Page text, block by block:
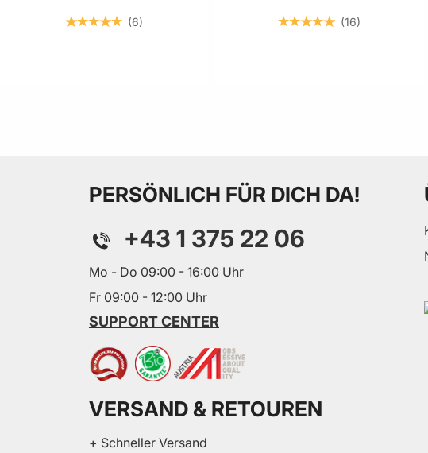
6 16
PERSÖNLICH FÜR DICH DA!
+43 1 375 22 06
Mo - Do 09:00 - 16:00 Uhr
Fr 09:00 - 12:00 Uhr
SUPPORT CENTER
VERSAND & RETOUREN
+ Schneller Versand